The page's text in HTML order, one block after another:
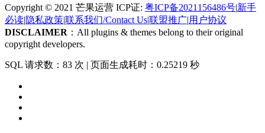
Copyright © 2021 芒果运营 ICP证: 粤ICP备2021156486号|新手
必读|隐私政策|联系我们/Contact Us|联盟推广|用户协议
DISCLAIMER ：All plugins & themes belong to their original
copyright developers.
SQL 请求数：83 次 | 页面生成耗时：0.25219 秒